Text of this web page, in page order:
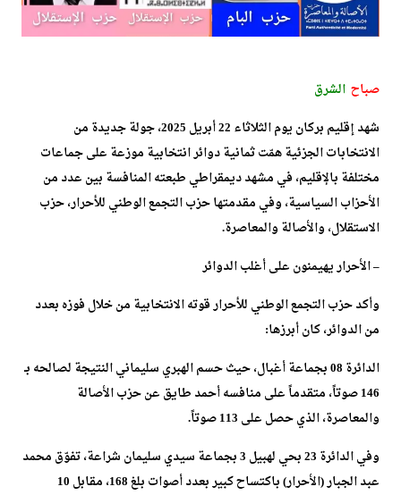
صباح الشرق
شهد إقليم بركان يوم الثلاثاء 22 أبريل 2025، جولة جديدة من
الانتخابات الجزئية همّت ثمانية دوائر انتخابية موزعة على جماعات
مختلفة بالإقليم، في مشهد ديمقراطي طبعته المنافسة بين عدد من
الأحزاب السياسية، وفي مقدمتها حزب التجمع الوطني للأحرار، حزب
الاستقلال، والأصالة والمعاصرة.
– الأحرار يهيمنون على أغلب الدوائر
وأكد حزب التجمع الوطني للأحرار قوته الانتخابية من خلال فوزه بعدد
من الدوائر، كان أبرزها:
الدائرة 08 بجماعة أغبال، حيث حسم الهبري سليماني النتيجة لصالحه بـ
146 صوتاً، متقدماً على منافسه أحمد طايق عن حزب الأصالة
والمعاصرة، الذي حصل على 113 صوتاً.
وفي الدائرة 23 بحي لهبيل 3 بجماعة سيدي سليمان شراعة، تفوّق محمد
عبد الجبار (الأحرار) باكتساح كبير بعدد أصوات بلغ 168، مقابل 10